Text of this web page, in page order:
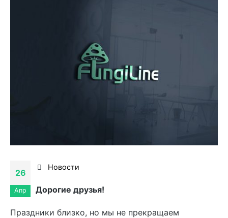
26
Апр
Новости
Дорогие друзья!
Праздники близко, но мы не прекращаем